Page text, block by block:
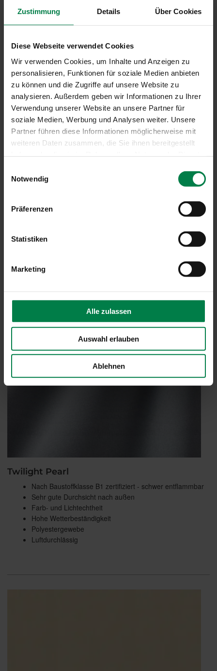
Zustimmung Details Über Cookies
Diese Webseite verwendet Cookies
Wir verwenden Cookies, um Inhalte und Anzeigen zu
personalisieren, Funktionen für soziale Medien anbieten
zu können und die Zugriffe auf unsere Website zu
analysieren. Außerdem geben wir Informationen zu Ihrer
Verwendung unserer Website an unsere Partner für
soziale Medien, Werbung und Analysen weiter. Unsere
Partner führen diese Informationen möglicherweise mit
weiteren Daten zusammen, die Sie ihnen bereitgestellt
Notwendig
Präferenzen
Statistiken
Marketing
Alle zulassen
Auswahl erlauben
Ablehnen
Schmutzabweisend
Guter Blendschutz
Twilight Pearl
Nach Baustoffklasse B1 zertifiziert - schwer entflammbar
Sehr gute Durchsicht nach außen
Farb- und Lichtechtheit
Hohe Wetterbeständigkeit
Polyestergewebe
Luftdurchlässig